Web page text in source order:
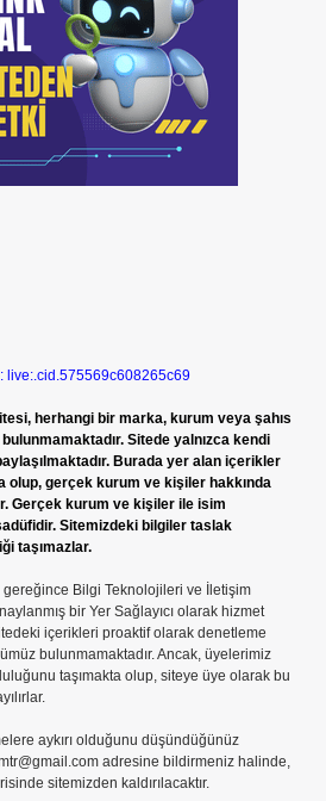
live:.cid.575569c608265c69
herhangi bir marka, kurum veya şahıs
Sitede yalnızca kendi
Burada yer alan içerikler
olup, gerçek kurum ve kişiler hakkında
Gerçek kurum ve kişiler ile isim
Sitemizdeki bilgiler taslak
taşımazlar.
gereğince Bilgi Teknolojileri ve İletişim
bir Yer Sağlayıcı olarak hizmet
içerikleri proaktif olarak denetleme
bulunmamaktadır. Ancak, üyelerimiz
taşımakta olup, siteye üye olarak bu
aykırı olduğunu düşündüğünüz
adresine bildirmeniz halinde,
sitemizden kaldırılacaktır.